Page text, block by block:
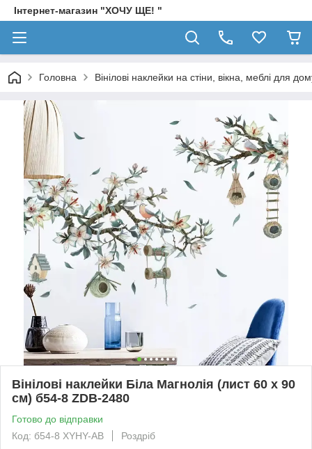
Інтернет-магазин "ХОЧУ ЩЕ! "
Головна Вінілові наклейки на стіни, вікна, меблі для
Вінілові наклейки Біла Магнолія (лист 60 х 90
см) б54-8 ZDB-2480
Готово до відправки
Код: б54-8 XYHY-AB
Роздріб